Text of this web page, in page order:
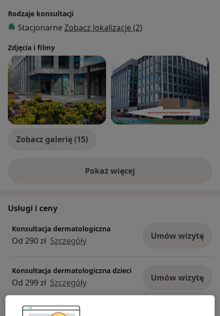
– trądzik różowaty
– grzybica skóry i paznokci
– liszaj płaski
– brodawki wirusowe
– choroby przenoszone drogą płciową
– bielactwo
– choroby zakaźne skóry
Rodzaje konsultacji
Stacjonarne Zobacz lokalizacje (2)
Zdjęcia i filmy
Zobacz galerię (15)
Pokaż więcejo doświadczeniu
Usługi i ceny
Konsultacja dermatologiczna
Od 290 zł Szczegóły Umów wizytę
Konsultacja dermatologiczna dzieci
Od 299 zł Szczegóły Umów wizytę
Konsultacja wenerologiczna